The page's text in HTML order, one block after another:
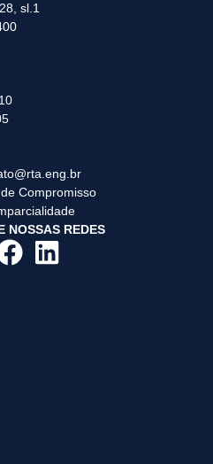
sl.1
Compromisso
NOSSAS REDES